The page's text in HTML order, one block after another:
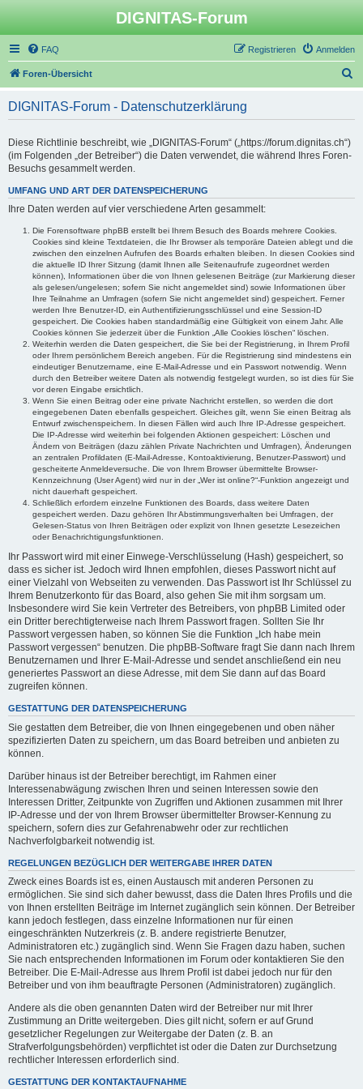
DIGNITAS-Forum
FAQ Anmelden
Registrieren
Foren-Übersicht
DIGNITAS-Forum - Datenschutzerklärung
Diese Richtlinie beschreibt, wie „DIGNITAS-Forum“ („https://forum.dignitas.ch“)
(im Folgenden „der Betreiber“) die Daten verwendet, die während Ihres Foren-
Besuchs gesammelt werden.
UMFANG UND ART DER DATENSPEICHERUNG
Ihre Daten werden auf vier verschiedene Arten gesammelt:
Die Forensoftware phpBB erstellt bei Ihrem Besuch des Boards mehrere Cookies.
Cookies sind kleine Textdateien, die Ihr Browser als temporäre Dateien ablegt und die
zwischen den einzelnen Aufrufen des Boards erhalten bleiben. In diesen Cookies sind
die aktuelle ID Ihrer Sitzung (damit Ihnen alle Seitenaufrufe zugeordnet werden
können), Informationen über die von Ihnen gelesenen Beiträge (zur Markierung dieser
als gelesen/ungelesen; sofern Sie nicht angemeldet sind) sowie Informationen über
Ihre Teilnahme an Umfragen (sofern Sie nicht angemeldet sind) gespeichert. Ferner
werden Ihre Benutzer-ID, ein Authentifizierungsschlüssel und eine Session-ID
gespeichert. Die Cookies haben standardmäßig eine Gültigkeit von einem Jahr. Alle
Cookies können Sie jederzeit über die Funktion „Alle Cookies löschen“ löschen.
Weiterhin werden die Daten gespeichert, die Sie bei der Registrierung, in Ihrem Profil
oder Ihrem persönlichem Bereich angeben. Für die Registrierung sind mindestens ein
eindeutiger Benutzername, eine E-Mail-Adresse und ein Passwort notwendig. Wenn
durch den Betreiber weitere Daten als notwendig festgelegt wurden, so ist dies für Sie
vor deren Eingabe ersichtlich.
Wenn Sie einen Beitrag oder eine private Nachricht erstellen, so werden die dort
eingegebenen Daten ebenfalls gespeichert. Gleiches gilt, wenn Sie einen Beitrag als
Entwurf zwischenspeichern. In diesen Fällen wird auch Ihre IP-Adresse gespeichert.
Die IP-Adresse wird weiterhin bei folgenden Aktionen gespeichert: Löschen und
Ändern von Beiträgen (dazu zählen Private Nachrichten und Umfragen), Änderungen
an zentralen Profildaten (E-Mail-Adresse, Kontoaktivierung, Benutzer-Passwort) und
gescheiterte Anmeldeversuche. Die von Ihrem Browser übermittelte Browser-
Kennzeichnung (User Agent) wird nur in der „Wer ist online?“-Funktion angezeigt und
nicht dauerhaft gespeichert.
Schließlich erfordern einzelne Funktionen des Boards, dass weitere Daten
gespeichert werden. Dazu gehören Ihr Abstimmungsverhalten bei Umfragen, der
Gelesen-Status von Ihren Beiträgen oder explizit von Ihnen gesetzte Lesezeichen
oder Benachrichtigungsfunktionen.
Ihr Passwort wird mit einer Einwege-Verschlüsselung (Hash) gespeichert, so
dass es sicher ist. Jedoch wird Ihnen empfohlen, dieses Passwort nicht auf
einer Vielzahl von Webseiten zu verwenden. Das Passwort ist Ihr Schlüssel zu
Ihrem Benutzerkonto für das Board, also gehen Sie mit ihm sorgsam um.
Insbesondere wird Sie kein Vertreter des Betreibers, von phpBB Limited oder
ein Dritter berechtigterweise nach Ihrem Passwort fragen. Sollten Sie Ihr
Passwort vergessen haben, so können Sie die Funktion „Ich habe mein
Passwort vergessen“ benutzen. Die phpBB-Software fragt Sie dann nach Ihrem
Benutzernamen und Ihrer E-Mail-Adresse und sendet anschließend ein neu
generiertes Passwort an diese Adresse, mit dem Sie dann auf das Board
zugreifen können.
GESTATTUNG DER DATENSPEICHERUNG
Sie gestatten dem Betreiber, die von Ihnen eingegebenen und oben näher
spezifizierten Daten zu speichern, um das Board betreiben und anbieten zu
können.
Darüber hinaus ist der Betreiber berechtigt, im Rahmen einer
Interessenabwägung zwischen Ihren und seinen Interessen sowie den
Interessen Dritter, Zeitpunkte von Zugriffen und Aktionen zusammen mit Ihrer
IP-Adresse und der von Ihrem Browser übermittelter Browser-Kennung zu
speichern, sofern dies zur Gefahrenabwehr oder zur rechtlichen
Nachverfolgbarkeit notwendig ist.
REGELUNGEN BEZÜGLICH DER WEITERGABE IHRER DATEN
Zweck eines Boards ist es, einen Austausch mit anderen Personen zu
ermöglichen. Sie sind sich daher bewusst, dass die Daten Ihres Profils und die
von Ihnen erstellten Beiträge im Internet zugänglich sein können. Der Betreiber
kann jedoch festlegen, dass einzelne Informationen nur für einen
eingeschränkten Nutzerkreis (z. B. andere registrierte Benutzer,
Administratoren etc.) zugänglich sind. Wenn Sie Fragen dazu haben, suchen
Sie nach entsprechenden Informationen im Forum oder kontaktieren Sie den
Betreiber. Die E-Mail-Adresse aus Ihrem Profil ist dabei jedoch nur für den
Betreiber und von ihm beauftragte Personen (Administratoren) zugänglich.
Andere als die oben genannten Daten wird der Betreiber nur mit Ihrer
Zustimmung an Dritte weitergeben. Dies gilt nicht, sofern er auf Grund
gesetzlicher Regelungen zur Weitergabe der Daten (z. B. an
Strafverfolgungsbehörden) verpflichtet ist oder die Daten zur Durchsetzung
rechtlicher Interessen erforderlich sind.
GESTATTUNG DER KONTAKTAUFNAHME